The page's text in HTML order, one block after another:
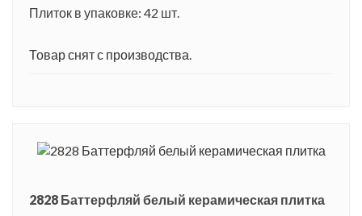
Плиток в упаковке: 42 шт.
Товар снят с производства.
2828 Баттерфляй белый керамическая плитка